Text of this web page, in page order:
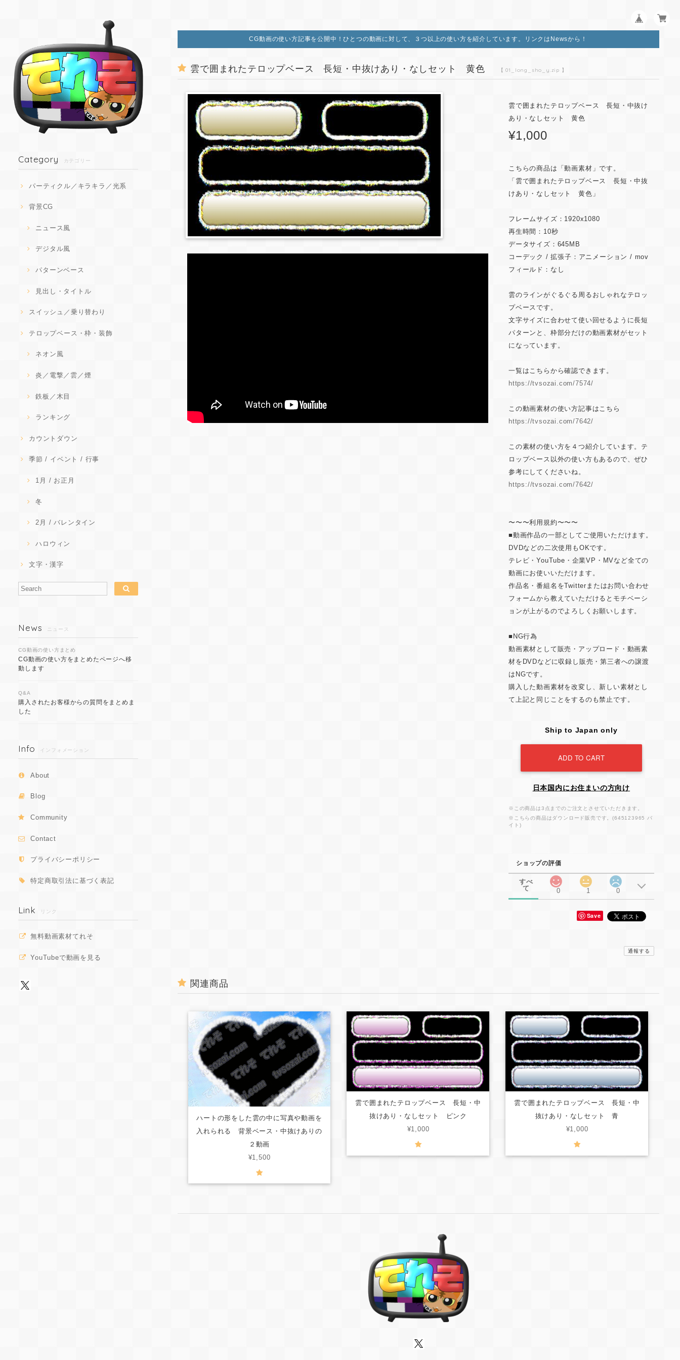
Category カテゴリー
パーティクル／キラキラ／光系
背景CG
ニュース風
デジタル風
パターンベース
見出し・タイトル
スイッシュ／乗り替わり
テロップベース・枠・装飾
ネオン風
炎／電撃／雲／煙
鉄板／木目
ランキング
カウントダウン
季節 / イベント / 行事
1月 / お正月
冬
2月 / バレンタイン
ハロウィン
文字・漢字
News ニュース
CG動画の使い方まとめ
CG動画の使い方をまとめたページへ移
動します
Q&A
購入されたお客様からの質問をまとめま
した
Info インフォメーション
About
Blog
Community
Contact
プライバシーポリシー
特定商取引法に基づく表記
Link リンク
無料動画素材てれそ
YouTubeで動画を見る
CG動画の使い方記事を公開中！ひとつの動画に対して、３つ以上の使い方を紹介しています。リンクはNewsから！
雲で囲まれたテロップベース 長短・中抜けあり・なしセット 黄色 【 01_long_sho_y.zip 】
雲で囲まれたテロップベース 長短・中抜け
あり・なしセット 黄色
¥1,000
こちらの商品は「動画素材」です。
「雲で囲まれたテロップベース 長短・中抜
けあり・なしセット 黄色」
フレームサイズ：1920x1080
再生時間：10秒
データサイズ：645MB
コーデック / 拡張子：アニメーション / mov
フィールド：なし
雲のラインがぐるぐる周るおしゃれなテロッ
プベースです。
文字サイズに合わせて使い回せるように長短
パターンと、枠部分だけの動画素材がセット
になっています。
一覧はこちらから確認できます。
https://tvsozai.com/7574/
この動画素材の使い方記事はこちら
https://tvsozai.com/7642/
この素材の使い方を４つ紹介しています。テ
ロップベース以外の使い方もあるので、ぜひ
参考にしてくださいね。
https://tvsozai.com/7642/
〜〜〜利用規約〜〜〜
■動画作品の一部としてご使用いただけます。
DVDなどの二次使用もOKです。
テレビ・YouTube・企業VP・MVなど全ての
動画にお使いいただけます。
作品名・番組名をTwitterまたはお問い合わせ
フォームから教えていただけるとモチベーシ
ョンが上がるのでよろしくお願いします。
■NG行為
動画素材として販売・アップロード・動画素
材をDVDなどに収録し販売・第三者への譲渡
はNGです。
購入した動画素材を改変し、新しい素材とし
て上記と同じことをするのも禁止です。
Ship to Japan only
ADD TO CART
日本国内にお住まいの方向け
※この商品は3点までのご注文とさせていただきます。
※こちらの商品はダウンロード販売です。(645123965 バ
イト)
ショップの評価
すべ
て
0 1 0
Save
通報する
関連商品
ハートの形をした雲の中に写真や動画を
入れられる 背景ベース・中抜けありの
２動画
¥1,500
雲で囲まれたテロップベース 長短・中
抜けあり・なしセット ピンク
¥1,000
雲で囲まれたテロップベース 長短・中
抜けあり・なしセット 青
¥1,000